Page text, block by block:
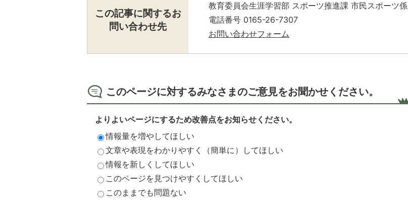
この記事に関するお
問い合わせ先
教育委員会生涯学習部 スポーツ推進課 市民スポーツ係
電話番号 0165-26-7307
お問い合わせフォーム
このページに対するみなさまのご意見をお聞かせください。
よりよいページにするため改善点をお知らせください。
情報量を増やしてほしい
文章や表現をわかりやすく（簡単に）してほしい
情報を新しくしてほしい
このページを見つけやすくしてほしい
このままでも問題ない